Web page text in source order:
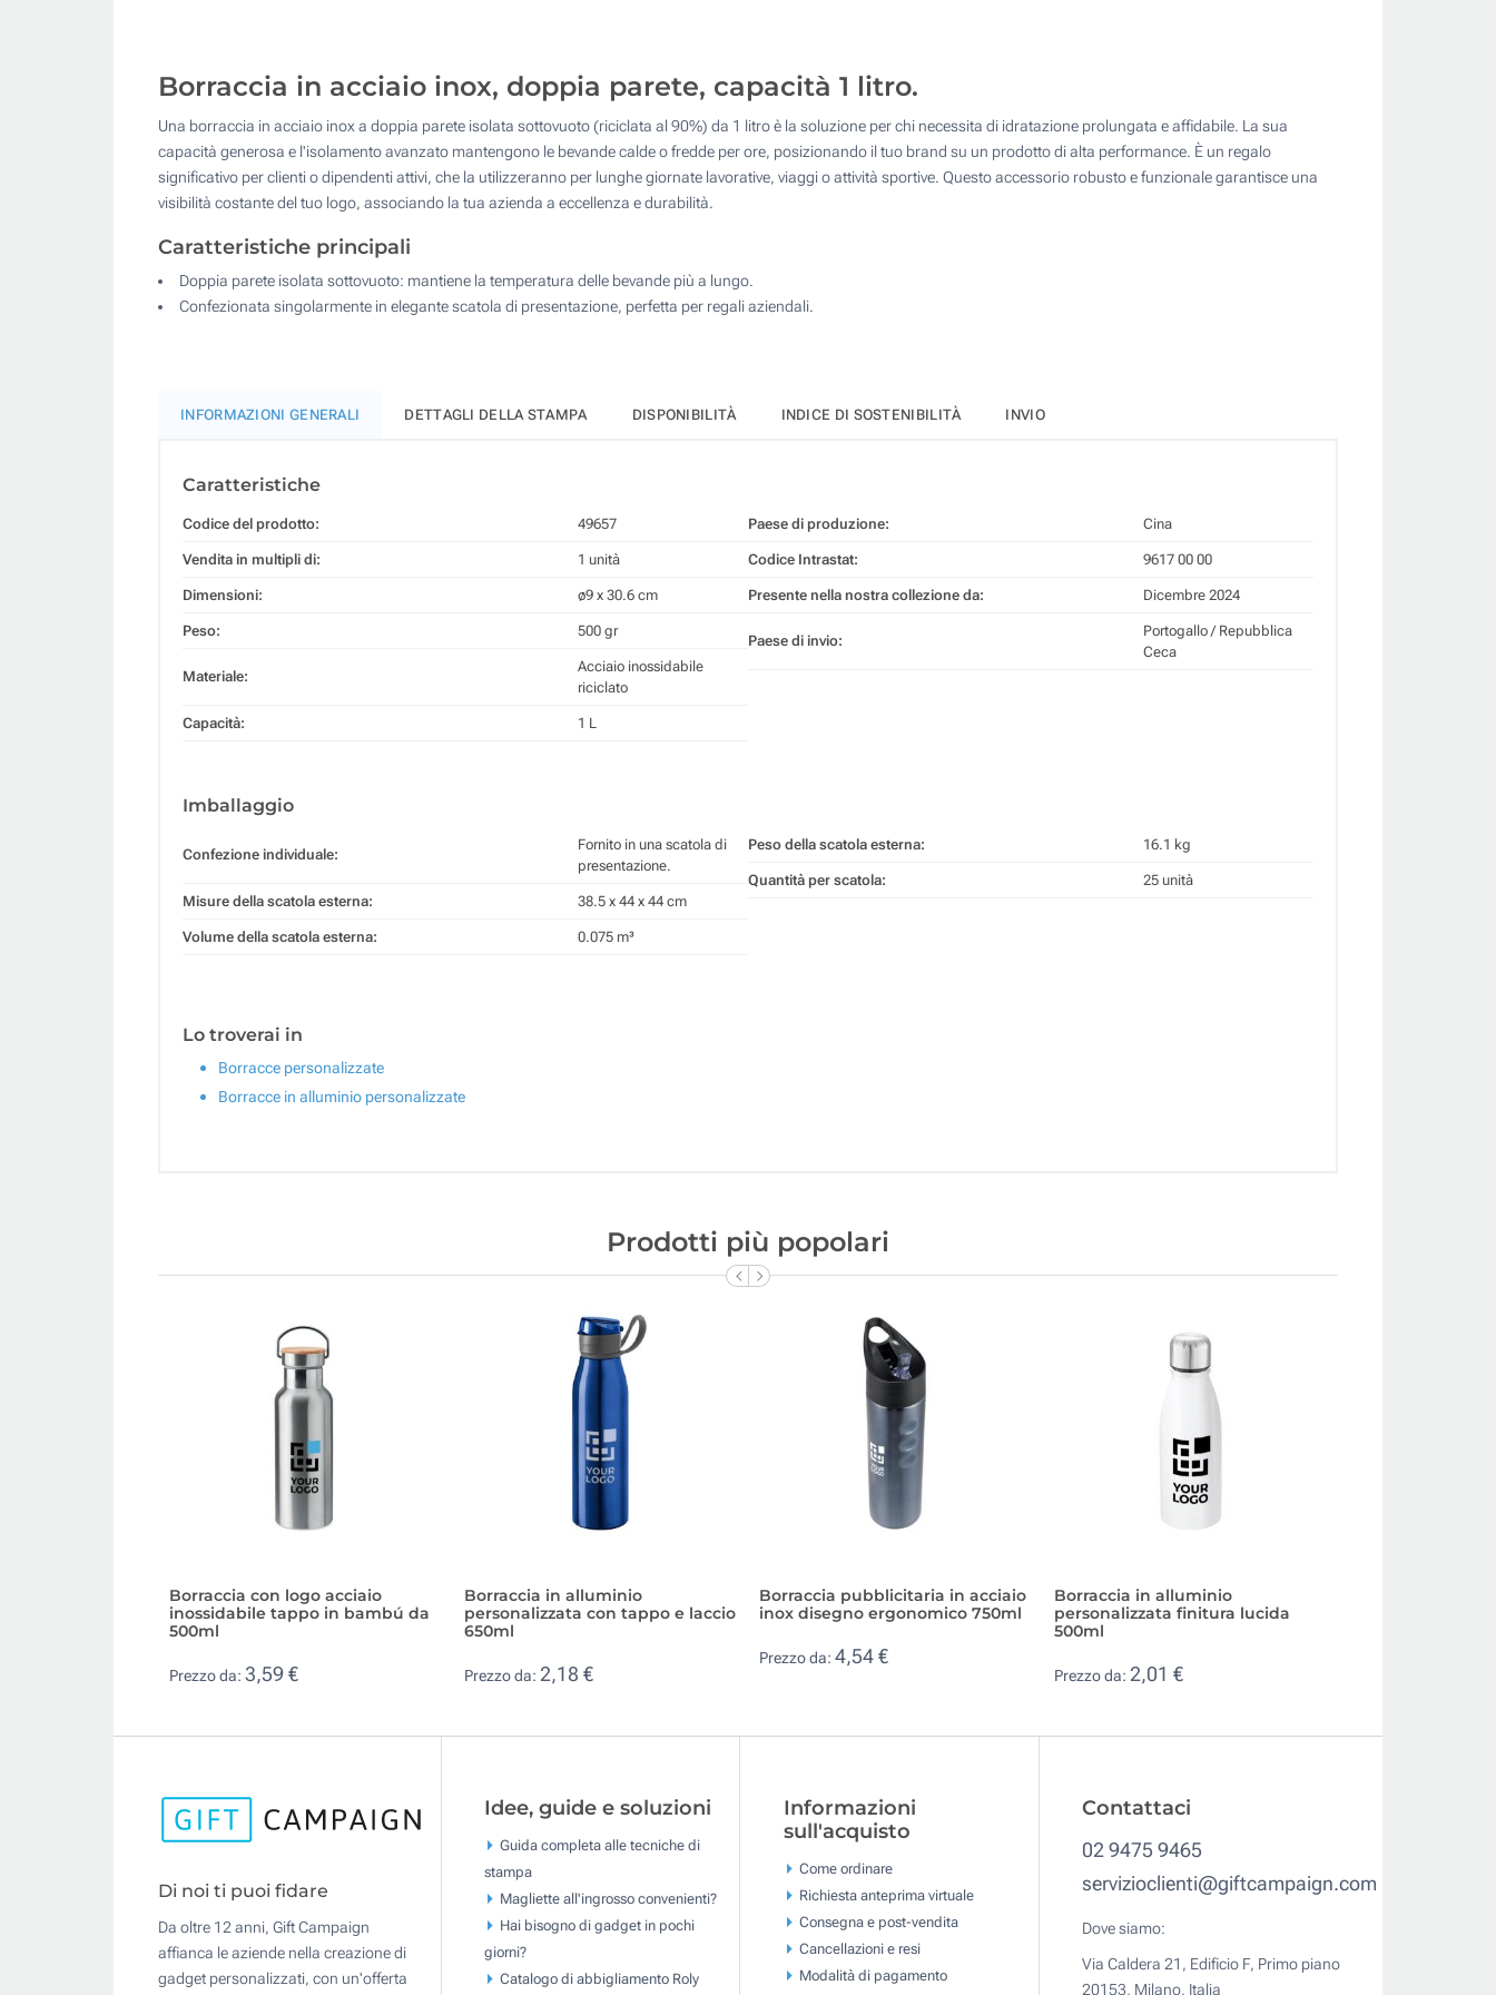
50
100
Quantità desiderata :
Borraccia in acciaio inox, doppia parete, capacità 1 litro.
Una borraccia in acciaio inox a doppia parete isolata sottovuoto (riciclata al 90%) da 1 litro è la soluzione per chi necessita di idratazione prolungata e affidabile. La sua
capacità generosa e l'isolamento avanzato mantengono le bevande calde o fredde per ore, posizionando il tuo brand su un prodotto di alta performance. È un regalo
significativo per clienti o dipendenti attivi, che la utilizzeranno per lunghe giornate lavorative, viaggi o attività sportive. Questo accessorio robusto e funzionale garantisce una
visibilità costante del tuo logo, associando la tua azienda a eccellenza e durabilità.
Caratteristiche principali
Doppia parete isolata sottovuoto: mantiene la temperatura delle bevande più a lungo.
Confezionata singolarmente in elegante scatola di presentazione, perfetta per regali aziendali.
INFORMAZIONI GENERALI DETTAGLI DELLA STAMPA DISPONIBILITÀ INDICE DI SOSTENIBILITÀ INVIO
Caratteristiche
Codice del prodotto: 49657
Vendita in multipli di: 1 unità
Dimensioni: ø9 x 30.6 cm
Peso: 500 gr
Materiale:
Acciaio inossidabile
riciclato
Capacità: 1 L
Paese di produzione: Cina
Codice Intrastat: 9617 00 00
Presente nella nostra collezione da: Dicembre 2024
Paese di invio:
Portogallo / Repubblica
Ceca
Imballaggio
Confezione individuale:
Fornito in una scatola di
presentazione.
Misure della scatola esterna: 38.5 x 44 x 44 cm
Volume della scatola esterna: 0.075 m³
Peso della scatola esterna: 16.1 kg
Quantità per scatola: 25 unità
Lo troverai in
Borracce personalizzate
Borracce in alluminio personalizzate
Prodotti più popolari
Borraccia con logo acciaio
inossidabile tappo in bambú da
500ml
Prezzo da: 3,59 €
Borraccia in alluminio
personalizzata con tappo e laccio
650ml
Prezzo da: 2,18 €
Borraccia pubblicitaria in acciaio
inox disegno ergonomico 750ml
Prezzo da: 4,54 €
Borraccia in alluminio
personalizzata finitura lucida
500ml
Prezzo da: 2,01 €
Di noi ti puoi fidare
Da oltre 12 anni, Gift Campaign
affianca le aziende nella creazione di
gadget personalizzati, con un'offerta
Idee, guide e soluzioni
Guida completa alle tecniche di
stampa
Magliette all'ingrosso convenienti?
Hai bisogno di gadget in pochi
giorni?
Catalogo di abbigliamento Roly
Informazioni
sull'acquisto
Come ordinare
Richiesta anteprima virtuale
Consegna e post-vendita
Cancellazioni e resi
Modalità di pagamento
Contattaci
02 9475 9465
servizioclienti@giftcampaign.com
Dove siamo:
Via Caldera 21, Edificio F, Primo piano
20153, Milano, Italia